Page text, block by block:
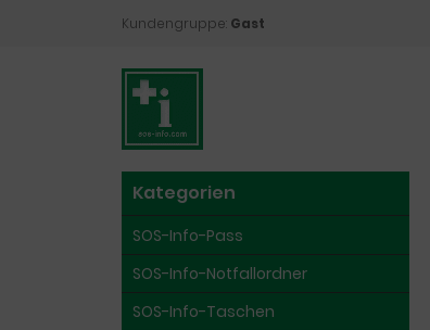
Kundengruppe: Gast
Kategorien
SOS-Info-Pass
SOS-Info-Notfallordner
SOS-Info-Taschen